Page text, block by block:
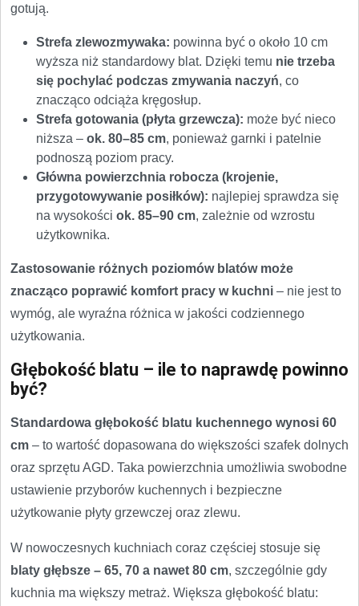
gotują.
Strefa zlewozmywaka: powinna być o około 10 cm
wyższa niż standardowy blat. Dzięki temu nie trzeba
się pochylać podczas zmywania naczyń, co
znacząco odciąża kręgosłup.
Strefa gotowania (płyta grzewcza): może być nieco
niższa – ok. 80–85 cm, ponieważ garnki i patelnie
podnoszą poziom pracy.
Główna powierzchnia robocza (krojenie,
przygotowywanie posiłków): najlepiej sprawdza się
na wysokości ok. 85–90 cm, zależnie od wzrostu
użytkownika.
Zastosowanie różnych poziomów blatów może
znacząco poprawić komfort pracy w kuchni – nie jest to
wymóg, ale wyraźna różnica w jakości codziennego
użytkowania.
Głębokość blatu – ile to naprawdę powinno
być?
Standardowa głębokość blatu kuchennego wynosi 60
cm – to wartość dopasowana do większości szafek dolnych
oraz sprzętu AGD. Taka powierzchnia umożliwia swobodne
ustawienie przyborów kuchennych i bezpieczne
użytkowanie płyty grzewczej oraz zlewu.
W nowoczesnych kuchniach coraz częściej stosuje się
blaty głębsze – 65, 70 a nawet 80 cm, szczególnie gdy
kuchnia ma większy metraż. Większa głębokość blatu: